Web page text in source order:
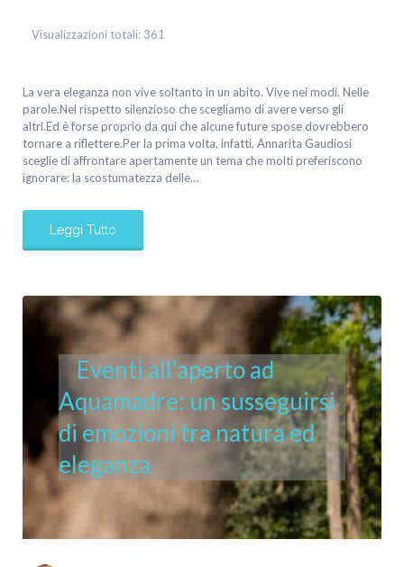
Visualizzazioni totali: 361
La vera eleganza non vive soltanto in un abito. Vive nei modi. Nelle
parole.Nel rispetto silenzioso che scegliamo di avere verso gli
altri.Ed è forse proprio da qui che alcune future spose dovrebbero
tornare a riflettere.Per la prima volta, infatti, Annarita Gaudiosi
sceglie di affrontare apertamente un tema che molti preferiscono
ignorare: la scostumatezza delle…
Leggi Tutto
Eventi all’aperto ad
Aquamadre: un susseguirsi
di emozioni tra natura ed
eleganza